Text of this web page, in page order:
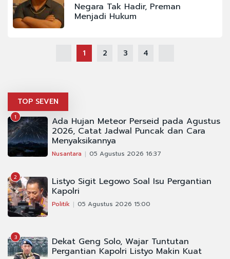
Negara Tak Hadir, Preman
Menjadi Hukum
1 2 3 4
TOP SEVEN
1 Ada Hujan Meteor Perseid pada Agustus
2026, Catat Jadwal Puncak dan Cara
Menyaksikannya
Nusantara 05 Agustus 2026 16:37
2 Listyo Sigit Legowo Soal Isu Pergantian
Kapolri
Politik 05 Agustus 2026 15:00
3 Dekat Geng Solo, Wajar Tuntutan
Pergantian Kapolri Listyo Makin Kuat